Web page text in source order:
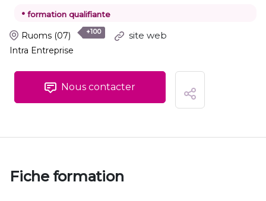
• formation qualifiante
Ruoms (07) +100 site web
Intra Entreprise
Nous contacter
Fiche formation